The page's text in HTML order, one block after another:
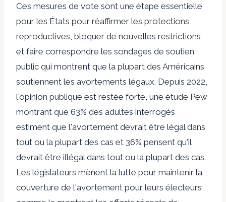
Ces mesures de vote sont une étape essentielle
pour les États pour réaffirmer les protections
reproductives, bloquer de nouvelles restrictions
et faire correspondre les sondages de soutien
public qui montrent que la plupart des Américains
soutiennent les avortements légaux. Depuis 2022,
l'opinion publique est restée forte, une étude Pew
montrant que 63% des adultes interrogés
estiment que l'avortement devrait être légal dans
tout ou la plupart des cas et 36% pensent qu'il
devrait être illégal dans tout ou la plupart des cas.
Les législateurs mènent la lutte pour maintenir la
couverture de l'avortement pour leurs électeurs,